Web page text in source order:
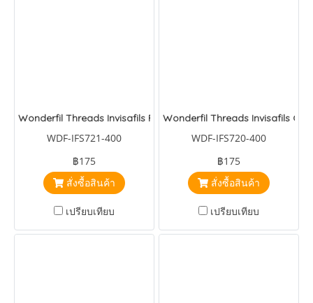
Wonderfil Threads Invisafils Rust
WDF-IFS721-400
฿175
สั่งซื้อสินค้า
เปรียบเทียบ
Wonderfil Threads Invisafils
WDF-IFS720-400
฿175
สั่งซื้อสินค้า
เปรียบเทียบ